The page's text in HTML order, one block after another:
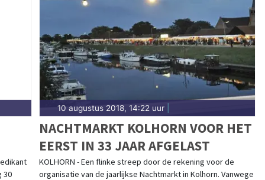
30
10 augustus 2018, 14:22 uur|
NACHTMARKT KOLHORN VOOR HET
EERST IN 33 JAAR AFGELAST
KOLHORN - Een flinke streep door de rekening voor de
organisatie van de jaarlijkse Nachtmarkt in Kolhorn. Vanwege